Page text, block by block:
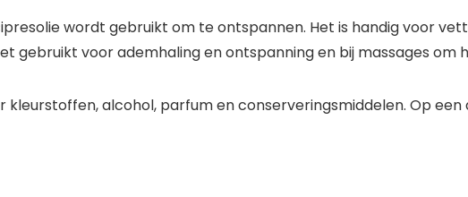
wordt gebruikt om te ontspannen. Het is handig voor
gebruikt voor ademhaling en ontspanning en bij massages om
kleurstoffen, alcohol, parfum en conserveringsmiddelen. Op